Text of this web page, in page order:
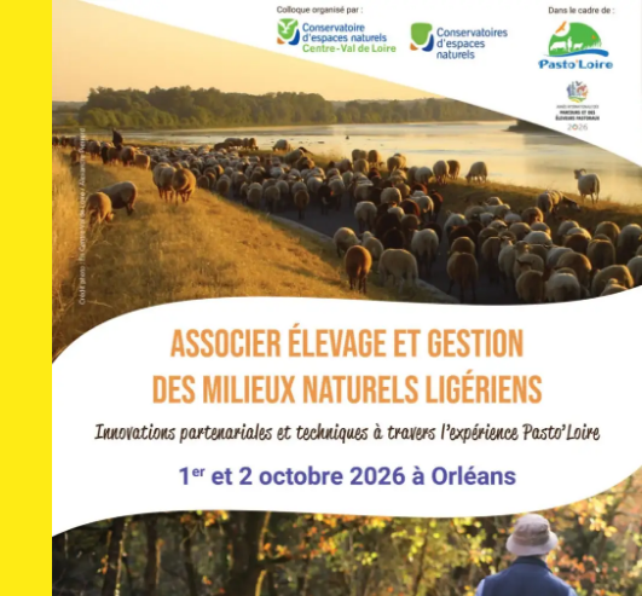
G
La Garzette
Le journal le plus lu les pieds dans
l'eau. Abonnez-vous !
N
La Newsletter
Les dernières nouvelles du Val de
Loire patrimoine mondial délivrées
directement dans votre boîte mail.